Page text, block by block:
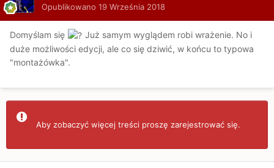
Opublikowano 19 Września 2018
Domyślam się
Już samym wyglądem robi wrażenie. No i
duże możliwości edycji, ale co się dziwić, w końcu to typowa
"montażówka".
Aby zobaczyć więcej treści proszę zarejestrować się.